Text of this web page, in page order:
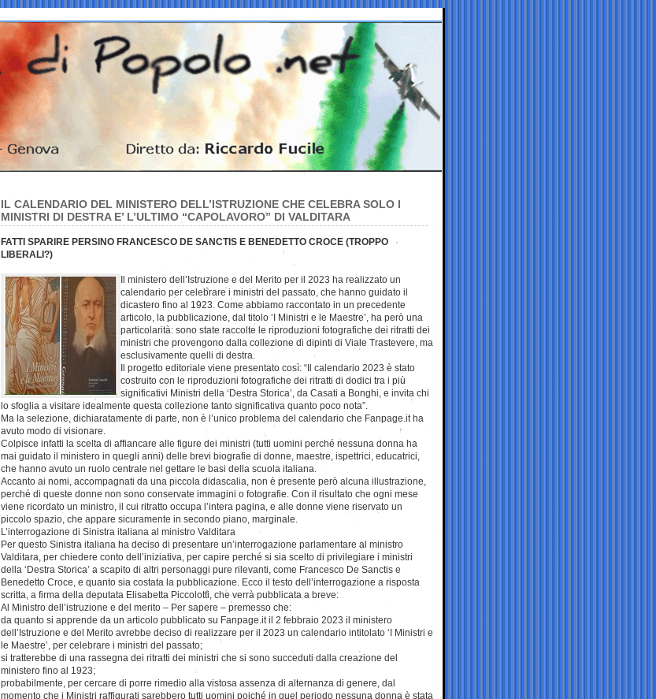
IL CALENDARIO DEL MINISTERO DELL’ISTRUZIONE CHE CELEBRA SOLO I
MINISTRI DI DESTRA E’ L’ULTIMO “CAPOLAVORO” DI VALDITARA
FATTI SPARIRE PERSINO FRANCESCO DE SANCTIS E BENEDETTO CROCE (TROPPO
LIBERALI?)
Il ministero dell’Istruzione e del Merito per il 2023 ha realizzato un
calendario per celebrare i ministri del passato, che hanno guidato il
dicastero fino al 1923. Come abbiamo raccontato in un precedente
articolo, la pubblicazione, dal titolo ‘I Ministri e le Maestre’, ha però una
particolarità: sono state raccolte le riproduzioni fotografiche dei ritratti dei
ministri che provengono dalla collezione di dipinti di Viale Trastevere, ma
esclusivamente quelli di destra.
Il progetto editoriale viene presentato così: “Il calendario 2023 è stato
costruito con le riproduzioni fotografiche dei ritratti di dodici tra i più
significativi Ministri della ‘Destra Storica’, da Casati a Bonghi, e invita chi
lo sfoglia a visitare idealmente questa collezione tanto significativa quanto poco nota”.
Ma la selezione, dichiaratamente di parte, non è l’unico problema del calendario che Fanpage.it ha
avuto modo di visionare.
Colpisce infatti la scelta di affiancare alle figure dei ministri (tutti uomini perché nessuna donna ha
mai guidato il ministero in quegli anni) delle brevi biografie di donne, maestre, ispettrici, educatrici,
che hanno avuto un ruolo centrale nel gettare le basi della scuola italiana.
Accanto ai nomi, accompagnati da una piccola didascalia, non è presente però alcuna illustrazione,
perché di queste donne non sono conservate immagini o fotografie. Con il risultato che ogni mese
viene ricordato un ministro, il cui ritratto occupa l’intera pagina, e alle donne viene riservato un
piccolo spazio, che appare sicuramente in secondo piano, marginale.
L’interrogazione di Sinistra italiana al ministro Valditara
Per questo Sinistra italiana ha deciso di presentare un’interrogazione parlamentare al ministro
Valditara, per chiedere conto dell’iniziativa, per capire perché si sia scelto di privilegiare i ministri
della ‘Destra Storica’ a scapito di altri personaggi pure rilevanti, come Francesco De Sanctis e
Benedetto Croce, e quanto sia costata la pubblicazione. Ecco il testo dell’interrogazione a risposta
scritta, a firma della deputata Elisabetta Piccolotti, che verrà pubblicata a breve:
Al Ministro dell’istruzione e del merito – Per sapere – premesso che:
da quanto si apprende da un articolo pubblicato su Fanpage.it il 2 febbraio 2023 il ministero
dell’Istruzione e del Merito avrebbe deciso di realizzare per il 2023 un calendario intitolato ‘I Ministri e
le Maestre’, per celebrare i ministri del passato;
si tratterebbe di una rassegna dei ritratti dei ministri che si sono succeduti dalla creazione del
ministero fino al 1923;
probabilmente, per cercare di porre rimedio alla vistosa assenza di alternanza di genere, dal
momento che i Ministri raffigurati sarebbero tutti uomini poiché in quel periodo nessuna donna è stata